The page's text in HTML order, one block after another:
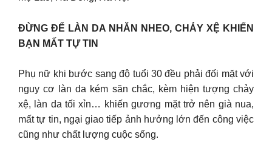
ĐỪNG ĐỂ LÀN DA NHĂN NHEO, CHẢY XỆ KHIẾN
BẠN MẤT TỰ TIN
Phụ nữ khi bước sang độ tuổi 30 đều phải đối mặt với
nguy cơ làn da kém săn chắc, kèm hiện tượng chảy
xệ, làn da tối xỉn… khiến gương mặt trở nên già nua,
mất tự tin, ngại giao tiếp ảnh hưởng lớn đến công việc
cũng như chất lượng cuộc sống.